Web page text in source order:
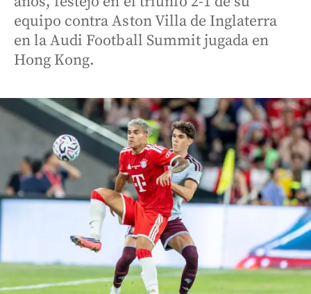
equipo contra Aston Villa de Inglaterra
en la Audi Football Summit jugada en
Hong Kong.